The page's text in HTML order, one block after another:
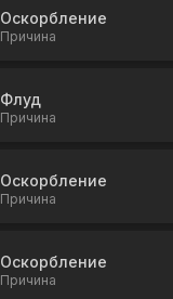
Оскорбление
Причина
Флуд
Причина
Оскорбление
Причина
Оскорбление
Причина